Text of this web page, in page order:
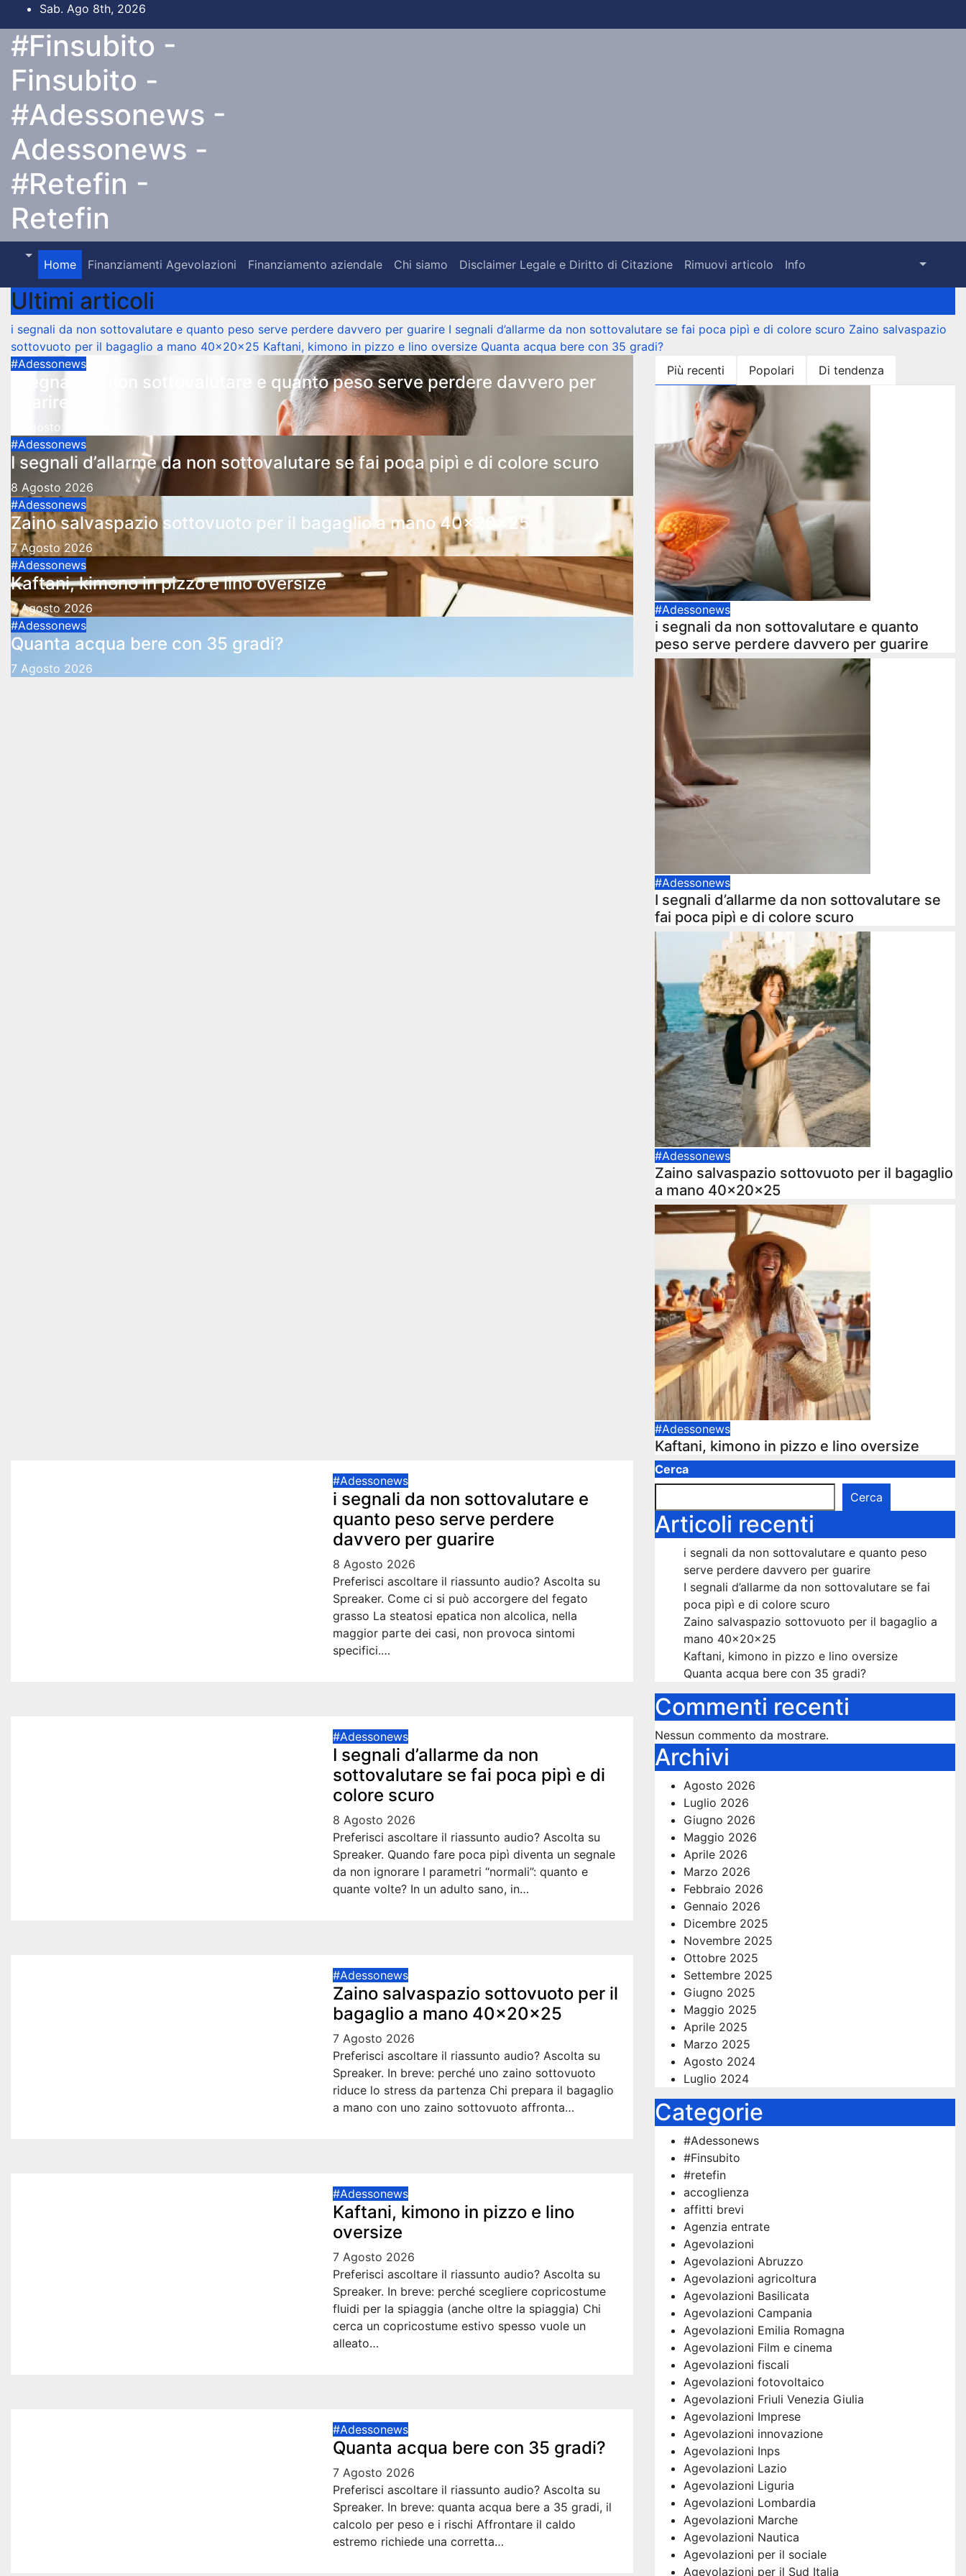
al
contenuto
Sab. Ago 8th, 2026
#Finsubito -
Finsubito -
#Adessonews -
Adessonews -
#Retefin -
Retefin
Home Finanziamenti Agevolazioni Finanziamento aziendale Chi siamo Disclaimer Legale e Diritto di Citazione Rimuovi articolo Info
Ultimi articoli
i segnali da non sottovalutare e quanto peso serve perdere davvero per guarire I segnali d’allarme da non sottovalutare se fai poca pipì e di colore scuro Zaino salvaspazio
sottovuoto per il bagaglio a mano 40x20x25 Kaftani, kimono in pizzo e lino oversize Quanta acqua bere con 35 gradi?
#Adessonews
i segnali da non sottovalutare e quanto peso serve perdere davvero per
guarire
8 Agosto 2026
#Adessonews
I segnali d’allarme da non sottovalutare se fai poca pipì e di colore scuro
8 Agosto 2026
#Adessonews
Zaino salvaspazio sottovuoto per il bagaglio a mano 40x20x25
7 Agosto 2026
#Adessonews
Kaftani, kimono in pizzo e lino oversize
7 Agosto 2026
#Adessonews
Quanta acqua bere con 35 gradi?
7 Agosto 2026
Più recenti Popolari Di tendenza
#Adessonews
i segnali da non sottovalutare e quanto
peso serve perdere davvero per guarire
#Adessonews
I segnali d’allarme da non sottovalutare se
fai poca pipì e di colore scuro
#Adessonews
Zaino salvaspazio sottovuoto per il bagaglio
a mano 40x20x25
#Adessonews
Kaftani, kimono in pizzo e lino oversize
#Adessonews
i segnali da non sottovalutare e
quanto peso serve perdere
davvero per guarire
8 Agosto 2026
Preferisci ascoltare il riassunto audio? Ascolta su
Spreaker. Come ci si può accorgere del fegato
grasso La steatosi epatica non alcolica, nella
maggior parte dei casi, non provoca sintomi
specifici.…
#Adessonews
I segnali d’allarme da non
sottovalutare se fai poca pipì e di
colore scuro
8 Agosto 2026
Preferisci ascoltare il riassunto audio? Ascolta su
Spreaker. Quando fare poca pipì diventa un segnale
da non ignorare I parametri “normali”: quanto e
quante volte? In un adulto sano, in…
#Adessonews
Zaino salvaspazio sottovuoto per il
bagaglio a mano 40x20x25
7 Agosto 2026
Preferisci ascoltare il riassunto audio? Ascolta su
Spreaker. In breve: perché uno zaino sottovuoto
riduce lo stress da partenza Chi prepara il bagaglio
a mano con uno zaino sottovuoto affronta…
#Adessonews
Kaftani, kimono in pizzo e lino
oversize
7 Agosto 2026
Preferisci ascoltare il riassunto audio? Ascolta su
Spreaker. In breve: perché scegliere copricostume
fluidi per la spiaggia (anche oltre la spiaggia) Chi
cerca un copricostume estivo spesso vuole un
alleato…
#Adessonews
Quanta acqua bere con 35 gradi?
7 Agosto 2026
Preferisci ascoltare il riassunto audio? Ascolta su
Spreaker. In breve: quanta acqua bere a 35 gradi, il
calcolo per peso e i rischi Affrontare il caldo
estremo richiede una corretta…
Cerca
Cerca
Articoli recenti
i segnali da non sottovalutare e quanto peso
serve perdere davvero per guarire
I segnali d’allarme da non sottovalutare se fai
poca pipì e di colore scuro
Zaino salvaspazio sottovuoto per il bagaglio a
mano 40x20x25
Kaftani, kimono in pizzo e lino oversize
Quanta acqua bere con 35 gradi?
Commenti recenti
Nessun commento da mostrare.
Archivi
Agosto 2026
Luglio 2026
Giugno 2026
Maggio 2026
Aprile 2026
Marzo 2026
Febbraio 2026
Gennaio 2026
Dicembre 2025
Novembre 2025
Ottobre 2025
Settembre 2025
Giugno 2025
Maggio 2025
Aprile 2025
Marzo 2025
Agosto 2024
Luglio 2024
Categorie
#Adessonews
#Finsubito
#retefin
accoglienza
affitti brevi
Agenzia entrate
Agevolazioni
Agevolazioni Abruzzo
Agevolazioni agricoltura
Agevolazioni Basilicata
Agevolazioni Campania
Agevolazioni Emilia Romagna
Agevolazioni Film e cinema
Agevolazioni fiscali
Agevolazioni fotovoltaico
Agevolazioni Friuli Venezia Giulia
Agevolazioni Imprese
Agevolazioni innovazione
Agevolazioni Inps
Agevolazioni Lazio
Agevolazioni Liguria
Agevolazioni Lombardia
Agevolazioni Marche
Agevolazioni Nautica
Agevolazioni per il sociale
Agevolazioni per il Sud Italia